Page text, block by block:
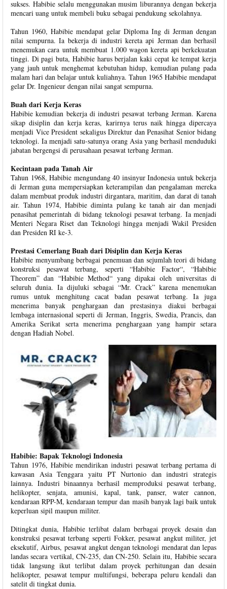
sukses. Habibie selalu menggunakan musim liburannya dengan bekerja
mencari uang untuk membeli buku sebagai pendukung sekolahnya.
Tahun 1960, Habibie mendapat gelar Diploma Ing di Jerman dengan
nilai sempurna. Ia bekerja di industri kereta api Jerman dan berhasil
menemukan cara untuk membuat 1.000 wagon kereta api berkekuatan
tinggi. Di pagi buta, Habibie harus berjalan kaki cepat ke tempat kerja
yang jauh untuk menghemat kebutuhan hidup, kemudian pulang pada
malam hari dan belajar untuk kuliahnya. Tahun 1965 Habibie mendapat
gelar Dr. Ingenieur dengan nilai sangat sempurna.
Buah dari Kerja Keras
Habibie kemudian bekerja di industri pesawat terbang Jerman. Karena
sikap disiplin dan kerja keras, karirnya terus naik hingga dipercaya
menjadi Vice President sekaligus Direktur dan Penasihat Senior bidang
teknologi. Ia menjadi satu-satunya orang Asia yang berhasil menduduki
jabatan bergengsi di perusahaan pesawat terbang Jerman.
Kecintaan pada Tanah Air
Tahun 1968, Habibie mengundang 40 insinyur Indonesia untuk bekerja
di Jerman guna mempersiapkan keterampilan dan pengalaman mereka
dalam membuat produk industri dirgantara, maritim, dan darat di tanah
air. Tahun 1974, Habibie diminta pulang ke tanah air dan menjadi
penasihat pemerintah di bidang teknologi pesawat terbang. Ia menjadi
Menteri Negara Riset dan Teknologi hingga menjadi Wakil Presiden
dan Presiden RI ke-3.
Prestasi Cemerlang Buah dari Disiplin dan Kerja Keras
Habibie menyumbang berbagai penemuan dan sejumlah teori di bidang
konstruksi pesawat terbang, seperti “Habibie Factor“, “Habibie
Theorem” dan “Habibie Method“ yang dipakai oleh universitas di
seluruh dunia. Ia dijuluki sebagai “Mr. Crack” karena menemukan
rumus untuk menghitung cacat badan pesawat terbang. Ia juga
menerima banyak penghargaan dan prestasinya diakui berbagai
lembaga internasional seperti di Jerman, Inggris, Swedia, Prancis, dan
Amerika Serikat serta menerima penghargaan yang hampir setara
dengan Hadiah Nobel.
Habibie: Bapak Teknologi Indonesia
Tahun 1976, Habibie mendirikan industri pesawat terbang pertama di
kawasan Asia Tenggara yaitu PT Nurtonio dan industri strategis
lainnya. Industri binaannya berhasil memproduksi pesawat terbang,
helikopter, senjata, amunisi, kapal, tank, panser, water cannon,
kendaraan RPP-M, kendaraan tempur dan masih banyak lagi baik untuk
keperluan sipil maupun militer.
Ditingkat dunia, Habibie terlibat dalam berbagai proyek desain dan
konstruksi pesawat terbang seperti Fokker, pesawat angkut militer, jet
eksekutif, Airbus, pesawat angkut dengan teknologi mendarat dan lepas
landas secara vertikal, CN-235, dan CN-250. Selain itu, Habibie secara
tidak langsung ikut terlibat dalam proyek perhitungan dan desain
helikopter, pesawat tempur multifungsi, beberapa peluru kendali dan
satelit di tingkat dunia.